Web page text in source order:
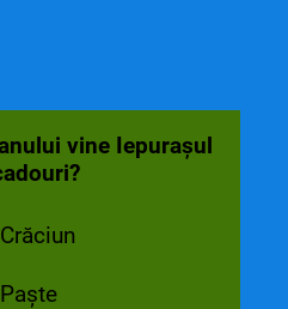
vine Iepurașul
Crăciun
Paște